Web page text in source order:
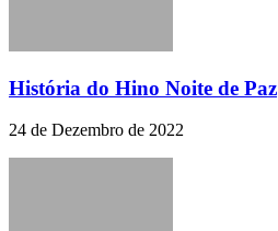
História do Hino Noite de Paz
24 de Dezembro de 2022